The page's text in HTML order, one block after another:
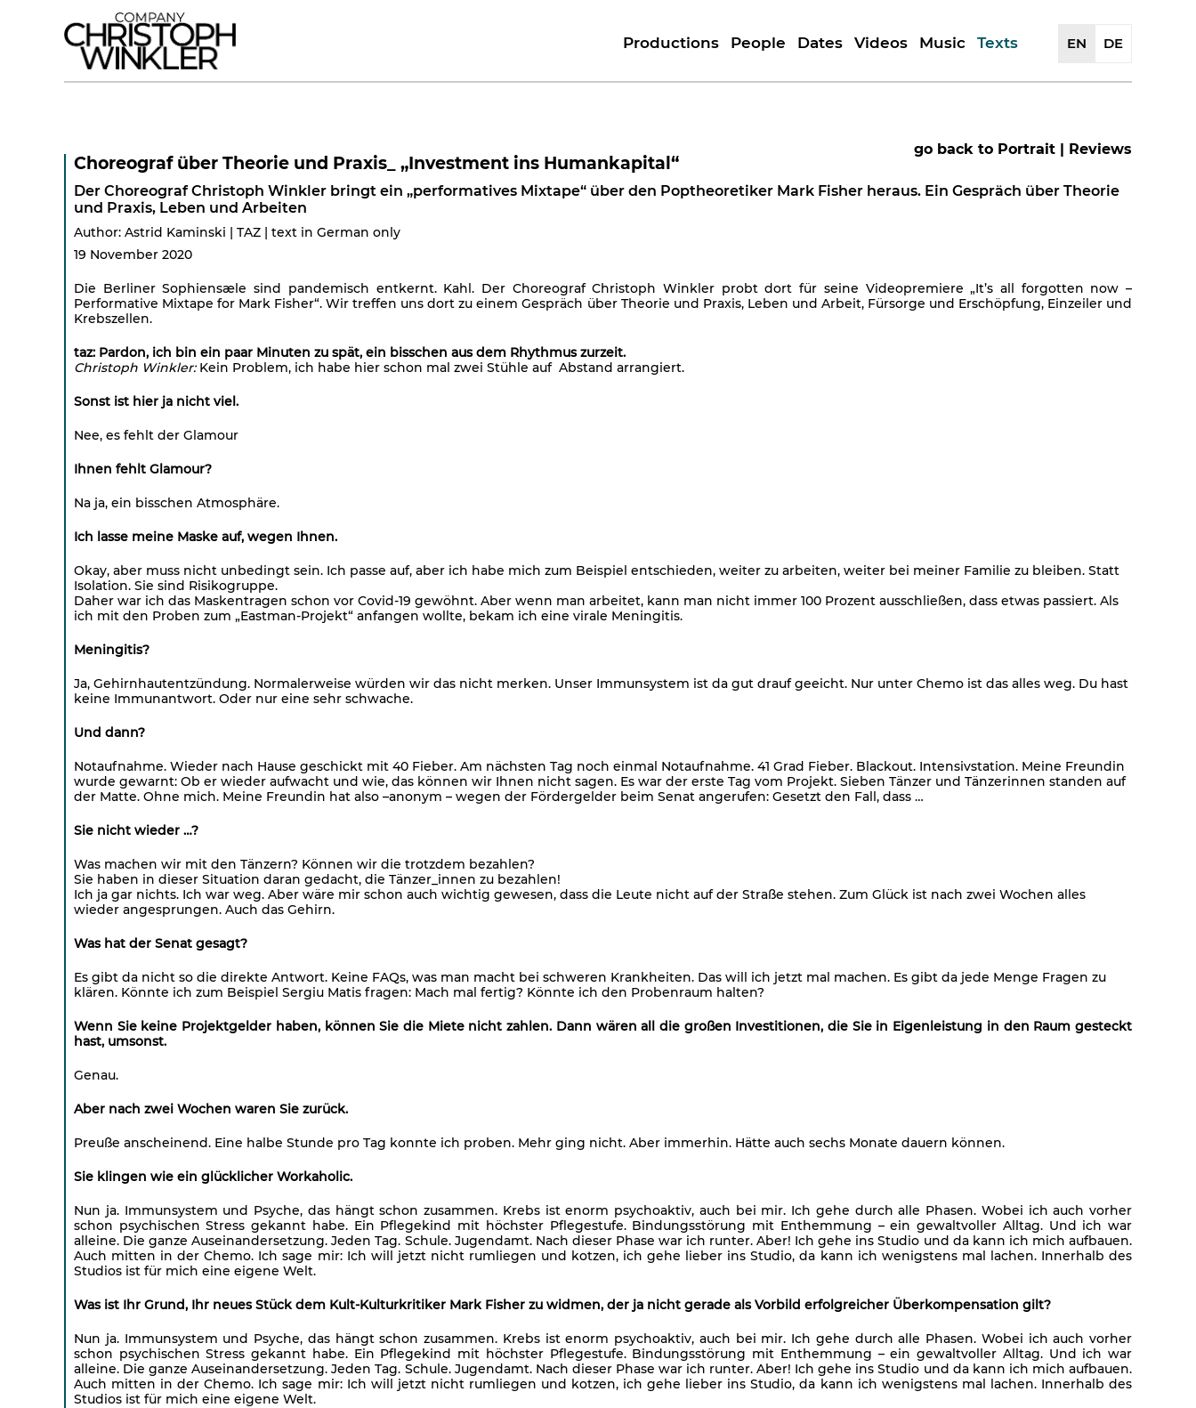
Productions People Dates Videos Music
Artists
Texts EN DE
go back to Portrait | Reviews
Choreograf über Theorie und Praxis_ „Investment ins Humankapital“
Der Choreograf Christoph Winkler bringt ein „performatives Mixtape“ über den Poptheoretiker Mark Fisher heraus. Ein Gespräch über Theorie
und Praxis, Leben und Arbeiten
Author: Astrid Kaminski | TAZ | text in German only
19 November 2020
Die Berliner Sophiensæle sind pandemisch entkernt. Kahl. Der Choreograf Christoph Winkler probt dort für seine Videopremiere „It’s all forgotten now –
Performative Mixtape for Mark Fisher“. Wir treffen uns dort zu einem Gespräch über Theorie und Praxis, Leben und Arbeit, Fürsorge und Erschöpfung, Einzeiler und
Krebszellen.
taz: Pardon, ich bin ein paar Minuten zu spät, ein bisschen aus dem Rhythmus zurzeit.
Christoph Winkler:Kein Problem, ich habe hier schon mal zwei Stühle auf Abstand arrangiert.
Sonst ist hier ja nicht viel.
Nee, es fehlt der Glamour
Ihnen fehlt Glamour?
Na ja, ein bisschen Atmosphäre.
Ich lasse meine Maske auf, wegen Ihnen.
Okay, aber muss nicht unbedingt sein. Ich passe auf, aber ich habe mich zum Beispiel entschieden, weiter zu arbeiten, weiter bei meiner Familie zu bleiben. Statt
Isolation. Sie sind Risikogruppe.
Daher war ich das Maskentragen schon vor Covid-19 gewöhnt. Aber wenn man arbeitet, kann man nicht immer 100 Prozent ausschließen, dass etwas passiert. Als
ich mit den Proben zum „Eastman-Projekt“ anfangen wollte, bekam ich eine virale Meningitis.
Meningitis?
Ja, Gehirnhautentzündung. Normalerweise würden wir das nicht merken. Unser Immunsystem ist da gut drauf geeicht. Nur unter Chemo ist das alles weg. Du hast
keine Immunantwort. Oder nur eine sehr schwache.
Und dann?
Notaufnahme. Wieder nach Hause geschickt mit 40 Fieber. Am nächsten Tag noch einmal Notaufnahme. 41 Grad Fieber. Blackout. Intensivstation. Meine Freundin
wurde gewarnt: Ob er wieder aufwacht und wie, das können wir Ihnen nicht sagen. Es war der erste Tag vom Projekt. Sieben Tänzer und Tänzerinnen standen auf
der Matte. Ohne mich. Meine Freundin hat also –anonym – wegen der Fördergelder beim Senat angerufen: Gesetzt den Fall, dass …
Sie nicht wieder …?
Was machen wir mit den Tänzern? Können wir die trotzdem bezahlen?
Sie haben in dieser Situation daran gedacht, die Tänzer_innen zu bezahlen!
Ich ja gar nichts. Ich war weg. Aber wäre mir schon auch wichtig gewesen, dass die Leute nicht auf der Straße stehen. Zum Glück ist nach zwei Wochen alles
wieder angesprungen. Auch das Gehirn.
Was hat der Senat gesagt?
Es gibt da nicht so die direkte Antwort. Keine FAQs, was man macht bei schweren Krankheiten. Das will ich jetzt mal machen. Es gibt da jede Menge Fragen zu
klären. Könnte ich zum Beispiel Sergiu Matis fragen: Mach mal fertig? Könnte ich den Probenraum halten?
Wenn Sie keine Projektgelder haben, können Sie die Miete nicht zahlen. Dann wären all die großen Investitionen, die Sie in Eigenleistung in den Raum gesteckt
hast, umsonst.
Genau.
Aber nach zwei Wochen waren Sie zurück.
Preuße anscheinend. Eine halbe Stunde pro Tag konnte ich proben. Mehr ging nicht. Aber immerhin. Hätte auch sechs Monate dauern können.
Sie klingen wie ein glücklicher Workaholic.
Nun ja. Immunsystem und Psyche, das hängt schon zusammen. Krebs ist enorm psychoaktiv, auch bei mir. Ich gehe durch alle Phasen. Wobei ich auch vorher
schon psychischen Stress gekannt habe. Ein Pflegekind mit höchster Pflegestufe. Bindungsstörung mit Enthemmung – ein gewaltvoller Alltag. Und ich war
alleine. Die ganze Auseinandersetzung. Jeden Tag. Schule. Jugendamt. Nach dieser Phase war ich runter. Aber! Ich gehe ins Studio und da kann ich mich aufbauen.
Auch mitten in der Chemo. Ich sage mir: Ich will jetzt nicht rumliegen und kotzen, ich gehe lieber ins Studio, da kann ich wenigstens mal lachen. Innerhalb des
Studios ist für mich eine eigene Welt.
Was ist Ihr Grund, Ihr neues Stück dem Kult-Kulturkritiker Mark Fisher zu widmen, der ja nicht gerade als Vorbild erfolgreicher Überkompensation gilt?
Nun ja. Immunsystem und Psyche, das hängt schon zusammen. Krebs ist enorm psychoaktiv, auch bei mir. Ich gehe durch alle Phasen. Wobei ich auch vorher
schon psychischen Stress gekannt habe. Ein Pflegekind mit höchster Pflegestufe. Bindungsstörung mit Enthemmung – ein gewaltvoller Alltag. Und ich war
alleine. Die ganze Auseinandersetzung. Jeden Tag. Schule. Jugendamt. Nach dieser Phase war ich runter. Aber! Ich gehe ins Studio und da kann ich mich aufbauen.
Auch mitten in der Chemo. Ich sage mir: Ich will jetzt nicht rumliegen und kotzen, ich gehe lieber ins Studio, da kann ich wenigstens mal lachen. Innerhalb des
Studios ist für mich eine eigene Welt.